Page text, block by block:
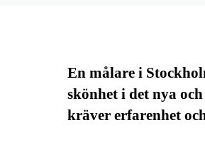
En målare i
skönhet i det nya
kräver erfarenhet